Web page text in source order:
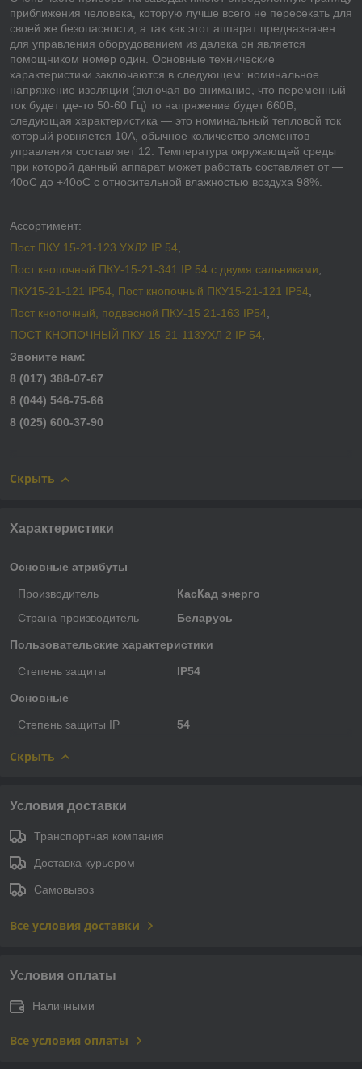
приближения человека, которую лучше всего не пересекать для
своей же безопасности, а так как этот аппарат предназначен
для управления оборудованием из далека он является
помощником номер один. Основные технические
характеристики заключаются в следующем: номинальное
напряжение изоляции (включая во внимание, что переменный
ток будет где-то 50-60 Гц) то напряжение будет 660В,
следующая характеристика — это номинальный тепловой ток
который ровняется 10А, обычное количество элементов
управления составляет 12. Температура окружающей среды
при которой данный аппарат может работать составляет от —
40оС до +40оС с относительной влажностью воздуха 98%.
Ассортимент:
Пост ПКУ 15-21-123 УХЛ2 IP 54,
Пост кнопочный ПКУ-15-21-341 IP 54 с двумя сальниками,
ПКУ15-21-121 IP54, Пост кнопочный ПКУ15-21-121 IP54,
Пост кнопочный, подвесной ПКУ-15 21-163 IP54,
ПОСТ КНОПОЧНЫЙ ПКУ-15-21-113УХЛ 2 IP 54,
Звоните нам:
8 (017) 388-07-67
8 (044) 546-75-66
8 (025) 600-37-90
Скрыть
Характеристики
Основные атрибуты
Производитель
КасКад энерго
Страна производитель
Беларусь
Пользовательские характеристики
Степень защиты IP54
Основные
Степень защиты IP 54
Скрыть
Условия доставки
Транспортная компания
Доставка курьером
Самовывоз
Все условия доставки
Условия оплаты
Наличными
Все условия оплаты